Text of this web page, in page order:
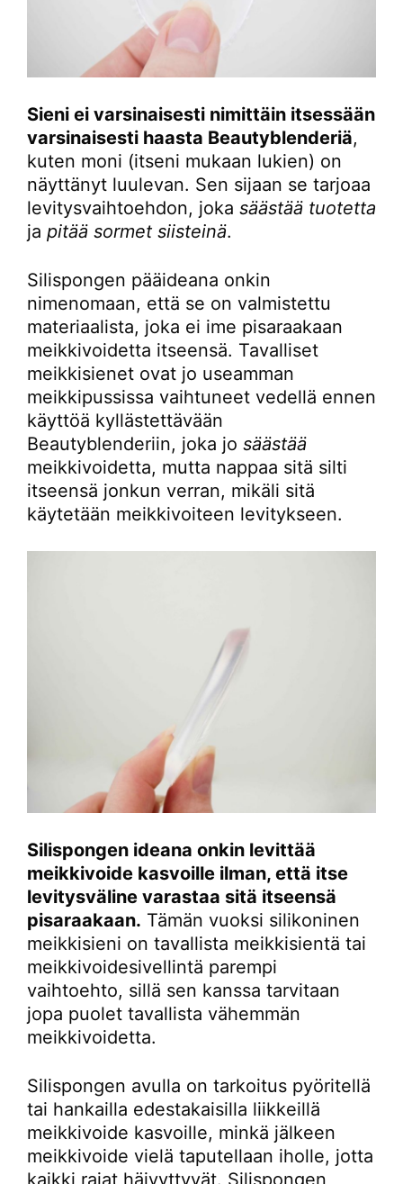
Sieni ei varsinaisesti nimittäin itsessään
varsinaisesti haasta Beautyblenderiä,
kuten moni (itseni mukaan lukien) on
näyttänyt luulevan. Sen sijaan se tarjoaa
levitysvaihtoehdon, joka säästää tuotetta
ja pitää sormet siisteinä.
Silispongen pääideana onkin
nimenomaan, että se on valmistettu
materiaalista, joka ei ime pisaraakaan
meikkivoidetta itseensä. Tavalliset
meikkisienet ovat jo useamman
meikkipussissa vaihtuneet vedellä ennen
käyttöä kyllästettävään
Beautyblenderiin, joka jo säästää
meikkivoidetta, mutta nappaa sitä silti
itseensä jonkun verran, mikäli sitä
käytetään meikkivoiteen levitykseen.
Silispongen ideana onkin levittää
meikkivoide kasvoille ilman, että itse
levitysväline varastaa sitä itseensä
pisaraakaan. Tämän vuoksi silikoninen
meikkisieni on tavallista meikkisientä tai
meikkivoidesivellintä parempi
vaihtoehto, sillä sen kanssa tarvitaan
jopa puolet tavallista vähemmän
meikkivoidetta.
Silispongen avulla on tarkoitus pyöritellä
tai hankailla edestakaisilla liikkeillä
meikkivoide kasvoille, minkä jälkeen
meikkivoide vielä taputellaan iholle, jotta
kaikki rajat häivyttyvät. Silispongen